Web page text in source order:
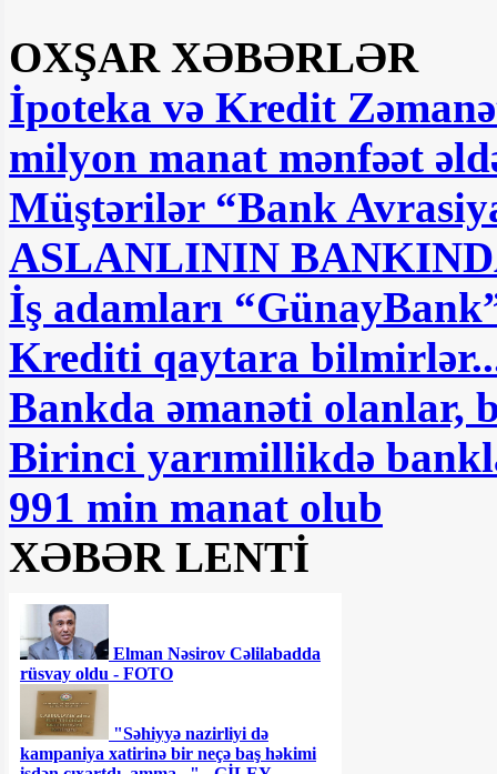
OXŞAR XƏBƏRLƏR
İpoteka və Kredit
milyon manat mənfəət
Müştərilər “Bank
ASLANLININ
İş adamları
Krediti qaytara
Bankda əmanəti olanlar,
Birinci yarımillikdə
991 min manat olub
XƏBƏR LENTİ
Elman Nəsirov Cəlilabadda
rüsvay oldu - FOTO
"Səhiyyə nazirliyi də
kampaniya xatirinə bir neçə baş həkimi